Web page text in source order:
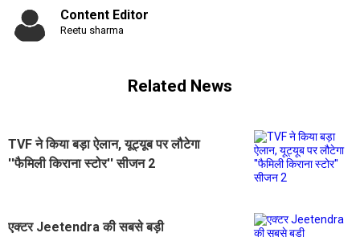
Content Editor
Reetu sharma
Related News
TVF ने किया बड़ा ऐलान, यूट्यूब पर लौटेगा
''फैमिली किराना स्टोर'' सीजन 2
एक्टर Jeetendra की सबसे बड़ी